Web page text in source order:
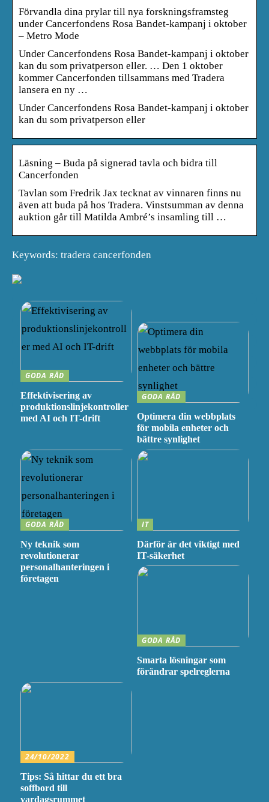
Förvandla dina prylar till nya forskningsframsteg
under Cancerfondens Rosa Bandet-kampanj i oktober
– Metro Mode
Under Cancerfondens Rosa Bandet-kampanj i oktober
kan du som privatperson eller. … Den 1 oktober
kommer Cancerfonden tillsammans med Tradera
lansera en ny …
Under Cancerfondens Rosa Bandet-kampanj i oktober
kan du som privatperson eller
Läsning – Buda på signerad tavla och bidra till
Cancerfonden
Tavlan som Fredrik Jax tecknat av vinnaren finns nu
även att buda på hos Tradera. Vinstsumman av denna
auktion går till Matilda Ambré’s insamling till …
Keywords: tradera cancerfonden
GODA RÅD
Effektivisering av
produktionslinjekontroller
med AI och IT-drift
GODA RÅD
Optimera din webbplats
för mobila enheter och
bättre synlighet
GODA RÅD
Ny teknik som
revolutionerar
personalhanteringen i
företagen
IT
Därför är det viktigt med
IT-säkerhet
GODA RÅD
Smarta lösningar som
förändrar spelreglerna
24/10/2022
Tips: Så hittar du ett bra
soffbord till
vardagsrummet